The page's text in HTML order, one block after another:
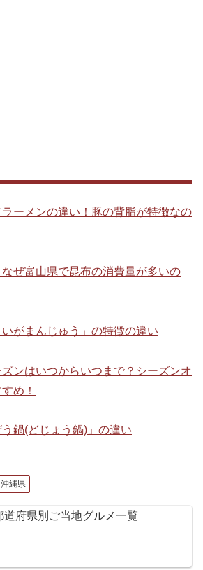
ーメンの違い！豚の背脂が特徴なの
ぜ富山県で昆布の消費量が多いの
がまんじゅう」の特徴の違い
ンはいつからいつまで？シーズンオ
め！
う鍋(どじょう鍋)」の違い
沖縄県
道府県別ご当地グルメ一覧